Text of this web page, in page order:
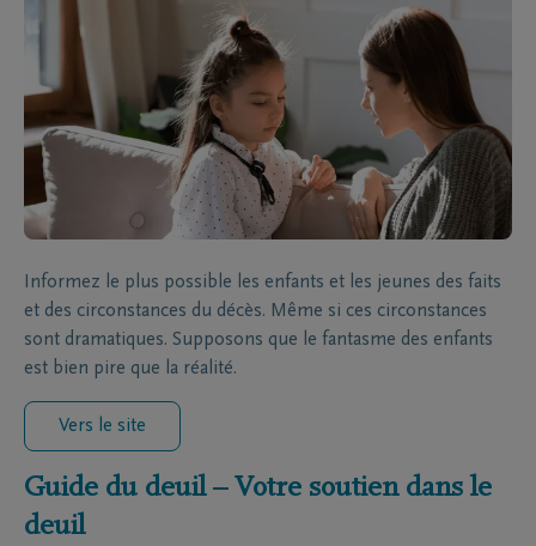
Informez le plus possible les enfants et les jeunes des faits
et des circonstances du décès. Même si ces circonstances
sont dramatiques. Supposons que le fantasme des enfants
est bien pire que la réalité.
Vers le site
Guide du deuil – Votre soutien dans le
deuil